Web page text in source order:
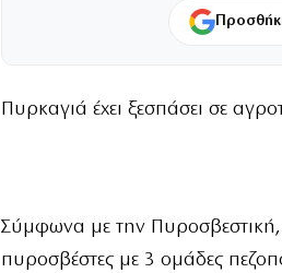
Πυρκαγιά έχει ξεσπάσει σε
Σύμφωνα με την
πυροσβέστες με 3 ομάδες